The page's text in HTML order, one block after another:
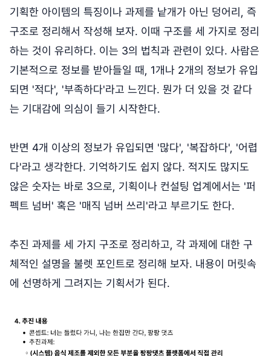
기획한 아이템의 특징이나 과제를 낱개가 아닌 덩어리, 즉
구조로 정리해서 작성해 보자. 이때 구조를 세 가지로 정리
하는 것이 유리하다. 이는 3의 법칙과 관련이 있다. 사람은
기본적으로 정보를 받아들일 때, 1개나 2개의 정보가 유입
되면 '적다', '부족하다'라고 느낀다. 뭔가 더 있을 것 같다
는 기대감에 의심이 들기 시작한다.
반면 4개 이상의 정보가 유입되면 '많다', '복잡하다', '어렵
다'라고 생각한다. 기억하기도 쉽지 않다. 적지도 많지도
않은 숫자는 바로 3으로, 기획이나 컨설팅 업계에서는 '퍼
펙트 넘버' 혹은 '매직 넘버 쓰리'라고 부르기도 한다.
추진 과제를 세 가지 구조로 정리하고, 각 과제에 대한 구
체적인 설명을 불렛 포인트로 정리해 보자. 내용이 머릿속
에 선명하게 그려지는 기획서가 된다.